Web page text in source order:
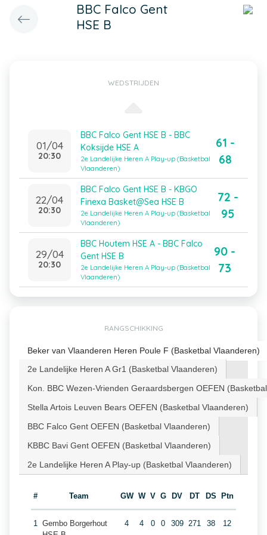
BBC Falco Gent
HSE B
WEDSTRIJDEN
01/04
20:30
BBC Falco Gent HSE B - BBC
Koksijde HSE A
2e Landelijke Heren A Play-up (Basketbal
Vlaanderen)
61 -
68
22/04
20:30
BBC Falco Gent HSE B - KBGO
Finexa Basket@Sea HSE B
2e Landelijke Heren A Play-up (Basketbal
Vlaanderen)
72 -
95
29/04
20:30
BBC Houtem HSE A - BBC Falco
Gent HSE B
2e Landelijke Heren A Play-up (Basketbal
Vlaanderen)
90 -
73
RANGSCHIKKING
Beker van Vlaanderen Heren Poule F (Basketbal Vlaanderen)
2e Landelijke Heren A Gr1 (Basketbal Vlaanderen)
Kon. BBC Wezen-Vrienden Geraardsbergen OEFEN
Stella Artois Leuven Bears OEFEN (Basketbal Vlaanderen)
BBC Falco Gent OEFEN (Basketbal Vlaanderen)
KBBC Bavi Gent OEFEN (Basketbal Vlaanderen)
2e Landelijke Heren A Play-up (Basketbal Vlaanderen)
# Team GW W V G DV DT DS Ptn
1 Gembo Borgerhout
4 4 0 0 309 271 38 12